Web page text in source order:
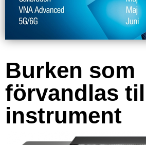
Burken som
förvandlas
instrument